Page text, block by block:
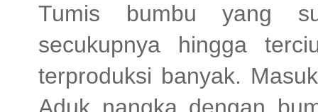
Tumis bumbu yang
secukupnya hingga
terproduksi banyak.